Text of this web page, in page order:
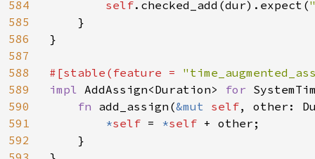
584
585
586
587
588
589
590
591
592
self.checked_add(dur).expect(
    }
}
#[stable(feature =
impl AddAssign<Duration> for
fn add_assign(&mut self, other:
*self = *self + other;
    }